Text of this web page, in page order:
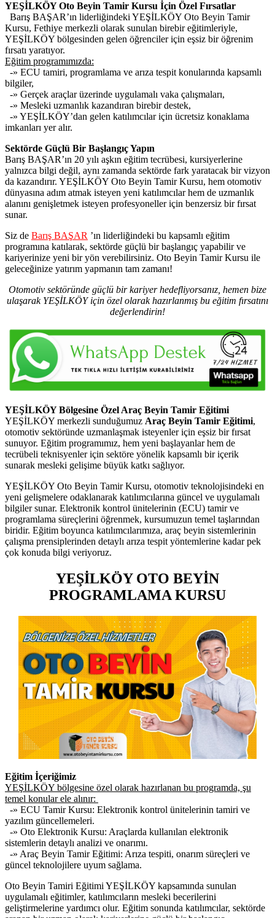
YEŞİLKÖY Oto Beyin Tamir Kursu İçin Özel Fırsatlar
Barış BAŞAR’ın liderliğindeki YEŞİLKÖY Oto Beyin Tamir
Kursu, Fethiye merkezli olarak sunulan birebir eğitimleriyle,
YEŞİLKÖY bölgesinden gelen öğrenciler için eşsiz bir öğrenim
fırsatı yaratıyor.
Eğitim programımızda:
-» ECU tamiri, programlama ve arıza tespit konularında kapsamlı
bilgiler,
-» Gerçek araçlar üzerinde uygulamalı vaka çalışmaları,
-» Mesleki uzmanlık kazandıran birebir destek,
-» YEŞİLKÖY’dan gelen katılımcılar için ücretsiz konaklama
imkanları yer alır.
Sektörde Güçlü Bir Başlangıç Yapın
Barış BAŞAR’ın 20 yılı aşkın eğitim tecrübesi, kursiyerlerine
yalnızca bilgi değil, aynı zamanda sektörde fark yaratacak bir vizyon
da kazandırır. YEŞİLKÖY Oto Beyin Tamir Kursu, hem otomotiv
dünyasına adım atmak isteyen yeni katılımcılar hem de uzmanlık
alanını genişletmek isteyen profesyoneller için benzersiz bir fırsat
sunar.
Siz de Barış BAŞAR ’ın liderliğindeki bu kapsamlı eğitim
programına katılarak, sektörde güçlü bir başlangıç yapabilir ve
kariyerinize yeni bir yön verebilirsiniz. Oto Beyin Tamir Kursu ile
geleceğinize yatırım yapmanın tam zamanı!
Otomotiv sektöründe güçlü bir kariyer hedefliyorsanız, hemen bize
ulaşarak YEŞİLKÖY için özel olarak hazırlanmış bu eğitim fırsatını
değerlendirin!
YEŞİLKÖY Bölgesine Özel Araç Beyin Tamir Eğitimi
YEŞİLKÖY merkezli sunduğumuz Araç Beyin Tamir Eğitimi,
otomotiv sektöründe uzmanlaşmak isteyenler için eşsiz bir fırsat
sunuyor. Eğitim programımız, hem yeni başlayanlar hem de
tecrübeli teknisyenler için sektöre yönelik kapsamlı bir içerik
sunarak mesleki gelişime büyük katkı sağlıyor.
YEŞİLKÖY Oto Beyin Tamir Kursu, otomotiv teknolojisindeki en
yeni gelişmelere odaklanarak katılımcılarına güncel ve uygulamalı
bilgiler sunar. Elektronik kontrol ünitelerinin (ECU) tamir ve
programlama süreçlerini öğrenmek, kursumuzun temel taşlarından
biridir. Eğitim boyunca katılımcılarımıza, araç beyin sistemlerinin
çalışma prensiplerinden detaylı arıza tespit yöntemlerine kadar pek
çok konuda bilgi veriyoruz.
YEŞİLKÖY OTO BEYİN
PROGRAMLAMA KURSU
Eğitim İçeriğimiz
YEŞİLKÖY bölgesine özel olarak hazırlanan bu programda, şu
temel konular ele alınır:
-» ECU Tamir Kursu: Elektronik kontrol ünitelerinin tamiri ve
yazılım güncellemeleri.
-» Oto Elektronik Kursu: Araçlarda kullanılan elektronik
sistemlerin detaylı analizi ve onarımı.
-» Araç Beyin Tamir Eğitimi: Arıza tespiti, onarım süreçleri ve
güncel teknolojilere uyum sağlama.
Oto Beyin Tamiri Eğitimi YEŞİLKÖY kapsamında sunulan
uygulamalı eğitimler, katılımcıların mesleki becerilerini
geliştirmelerine yardımcı olur. Eğitim sonunda katılımcılar, sektörde